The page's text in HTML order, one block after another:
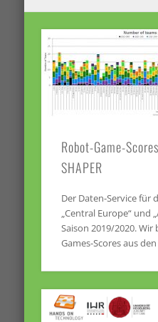
Robot-Game-
SHAPER
Der Daten-Service für
„Central Europe“ und
Saison 2019/2020.
Games-Scores aus